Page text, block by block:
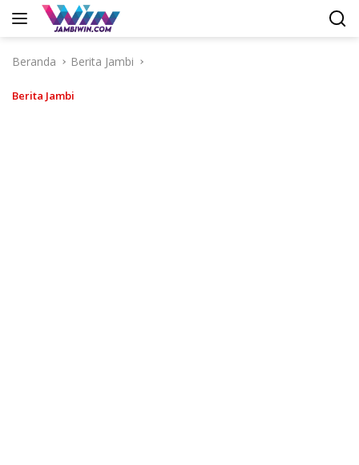
Langsung
Beranda
Berita Jambi
Berita Jambi